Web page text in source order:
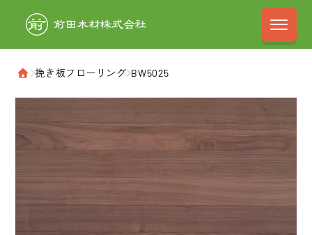
前田木材株式
ホーム
›挽き板フローリング›BW5025